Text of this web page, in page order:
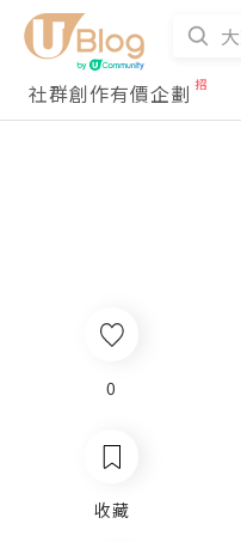
社群創作有價企劃
0
收藏